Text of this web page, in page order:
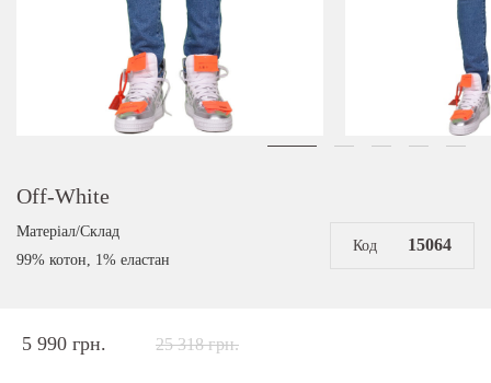
Off-White
Матеріал/Склад
99% котон, 1% еластан
Код 15064
5 990 грн. 25 318 грн.